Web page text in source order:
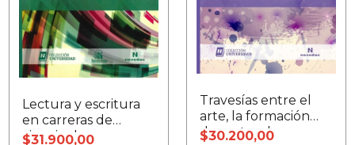
Lectura y escritura
en carreras de
ciencias humanas y
$31.900,00
Travesías entre el
arte, la formación
docente y la
$30.200,00